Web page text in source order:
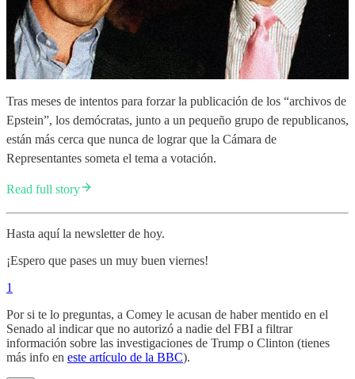
Tras meses de intentos para forzar la publicación de los “archivos de
Epstein”, los demócratas, junto a un pequeño grupo de republicanos,
están más cerca que nunca de lograr que la Cámara de
Representantes someta el tema a votación.
Read full story
Hasta aquí la newsletter de hoy.
¡Espero que pases un muy buen viernes!
1
Por si te lo preguntas, a Comey le acusan de haber mentido en el
Senado al indicar que no autorizó a nadie del FBI a filtrar
información sobre las investigaciones de Trump o Clinton (tienes
más info en este artículo de la BBC).